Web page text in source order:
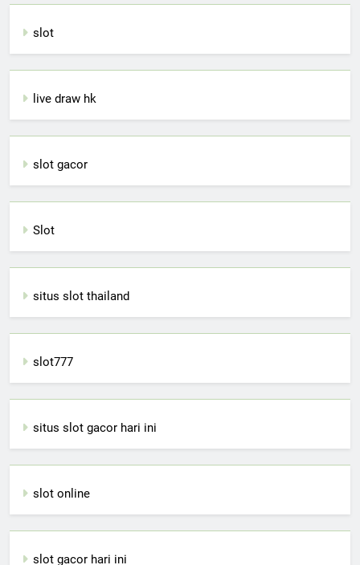
slot
live draw hk
slot gacor
Slot
situs slot thailand
slot777
situs slot gacor hari ini
slot online
slot gacor hari ini